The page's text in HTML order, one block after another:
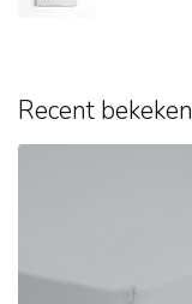
Recent bekeken